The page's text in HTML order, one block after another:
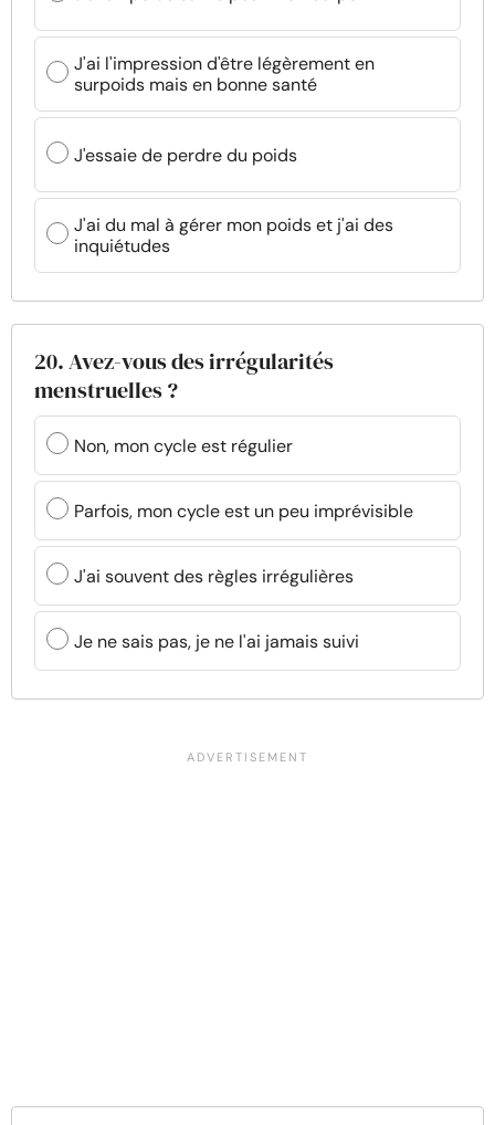
J'ai l'impression d'être légèrement en
surpoids mais en bonne santé
J'essaie de perdre du poids
J'ai du mal à gérer mon poids et j'ai des
inquiétudes
20. Avez-vous des irrégularités
menstruelles ?
Non, mon cycle est régulier
Parfois, mon cycle est un peu imprévisible
J'ai souvent des règles irrégulières
Je ne sais pas, je ne l'ai jamais suivi